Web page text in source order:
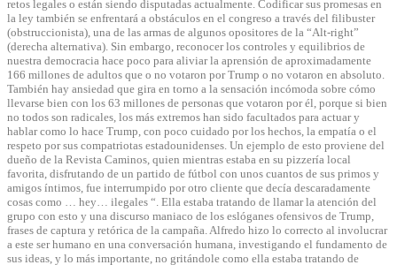
retos legales o están siendo disputadas actualmente. Codificar sus promesas en
la ley también se enfrentará a obstáculos en el congreso a través del filibuster
(obstruccionista), una de las armas de algunos opositores de la “Alt-right”
(derecha alternativa). Sin embargo, reconocer los controles y equilibrios de
nuestra democracia hace poco para aliviar la aprensión de aproximadamente
166 millones de adultos que o no votaron por Trump o no votaron en absoluto.
También hay ansiedad que gira en torno a la sensación incómoda sobre cómo
llevarse bien con los 63 millones de personas que votaron por él, porque si bien
no todos son radicales, los más extremos han sido facultados para actuar y
hablar como lo hace Trump, con poco cuidado por los hechos, la empatía o el
respeto por sus compatriotas estadounidenses. Un ejemplo de esto proviene del
dueño de la Revista Caminos, quien mientras estaba en su pizzería local
favorita, disfrutando de un partido de fútbol con unos cuantos de sus primos y
amigos íntimos, fue interrumpido por otro cliente que decía descaradamente
cosas como … hey… ilegales “. Ella estaba tratando de llamar la atención del
grupo con esto y una discurso maniaco de los eslóganes ofensivos de Trump,
frases de captura y retórica de la campaña. Alfredo hizo lo correcto al involucrar
a este ser humano en una conversación humana, investigando el fundamento de
sus ideas, y lo más importante, no gritándole como ella estaba tratando de